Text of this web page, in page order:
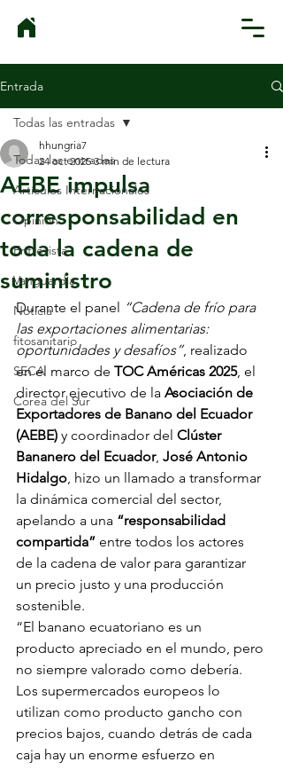
Entrada
Todas las entradas
Artículos Internacionales
Opinión
Entrevista
Vanguardia
Noticia
fitosanitario
SECA
Corea del Sur
Todas las entradas
AEBE impulsa
corresponsabilidad en
toda la cadena de
suministro
hhungria7
24 oct 2025 3 min de lectura
Durante el panel “Cadena de frío para
las exportaciones alimentarias:
oportunidades y desafíos”, realizado
en el marco de TOC Américas 2025, el
director ejecutivo de la Asociación de
Exportadores de Banano del Ecuador
(AEBE) y coordinador del Clúster
Bananero del Ecuador, José Antonio
Hidalgo, hizo un llamado a transformar
la dinámica comercial del sector,
apelando a una “responsabilidad
compartida” entre todos los actores
de la cadena de valor para garantizar
un precio justo y una producción
sostenible.
“El banano ecuatoriano es un
producto apreciado en el mundo, pero
no siempre valorado como debería.
Los supermercados europeos lo
utilizan como producto gancho con
precios bajos, cuando detrás de cada
caja hay un enorme esfuerzo en